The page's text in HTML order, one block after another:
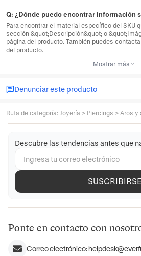
Q: ¿Dónde puedo encontrar información
Para encontrar el material específico del SKU
sección &quot;Descripción&quot; o
página del producto. También puedes
del producto.
Mostrar más
Denunciar este producto
Ruta de categoría: Joyería > Piercings > Aros y
Descubre las tendencias antes que
SUSCRIBIRSE
Ponte en contacto con
Correo electrónico: